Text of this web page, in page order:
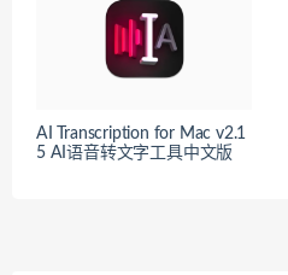
AI Transcription for Mac v2.1
5 AI语音转文字工具中文版